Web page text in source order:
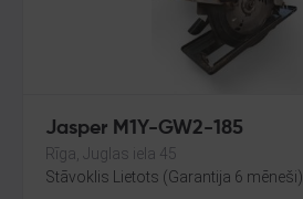
Jasper M1Y-GW2-185
Rīga, Juglas iela 45
Stāvoklis Lietots (Garantija 6 mēneši)